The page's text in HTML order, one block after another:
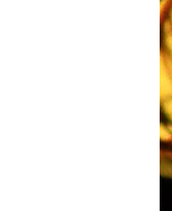
de Saint